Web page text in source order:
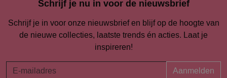
Schrijf je nu in voor de nieuwsbrief
Schrijf je in voor onze nieuwsbrief en blijf op de hoogte van
de nieuwe collecties, laatste trends én acties. Laat je
inspireren!
Aanmelden